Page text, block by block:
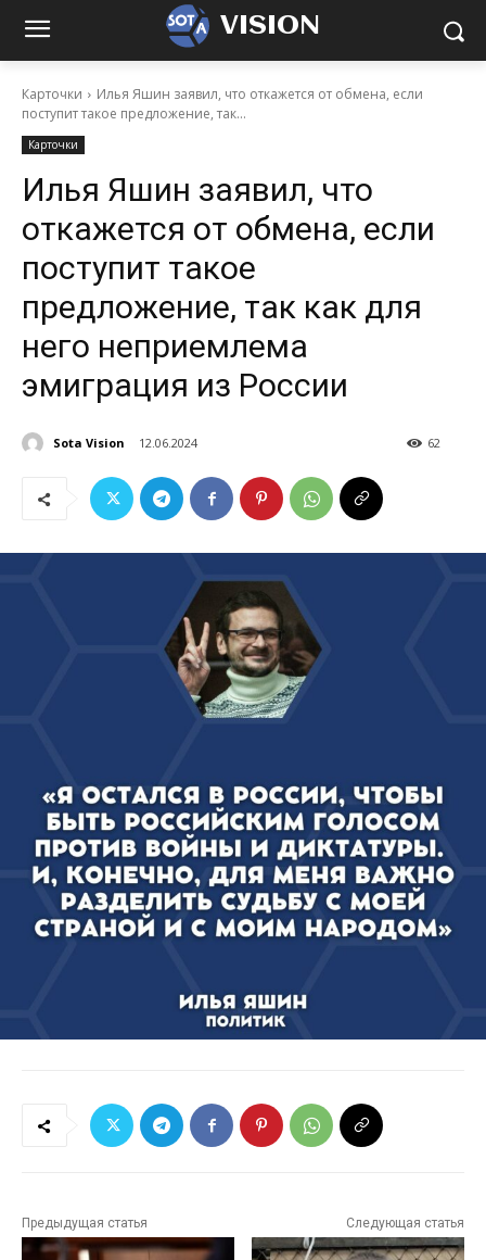
VISION
Карточки
Илья Яшин заявил, что откажется от обмена, если
поступит такое предложение, так...
Карточки
Илья Яшин заявил, что
откажется от обмена, если
поступит такое
предложение, так как для
него неприемлема
эмиграция из России
Sota Vision 12.06.2024 62
Предыдущая статья Следующая статья